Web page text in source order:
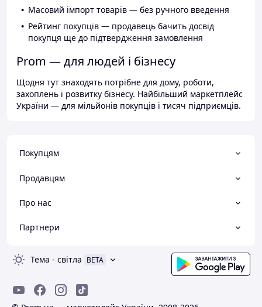
Масовий імпорт товарів — без ручного введення
Рейтинг покупців — продавець бачить досвід
покупця ще до підтвердження замовлення
Prom — для людей і бізнесу
Щодня тут знаходять потрібне для дому, роботи,
захоплень і розвитку бізнесу. Найбільший маркетплейс
України — для мільйонів покупців і тисяч підприємців.
Покупцям
Продавцям
Про нас
Партнери
Тема - світла BETA